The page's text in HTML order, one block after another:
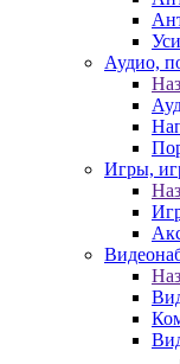
Аудио,
Игры,